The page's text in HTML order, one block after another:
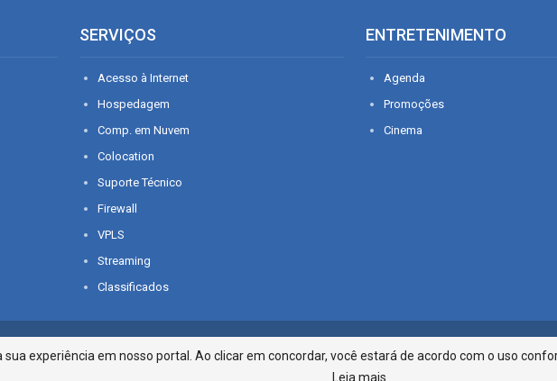
SERVIÇOS
Acesso à Internet
Hospedagem
Comp. em Nuvem
Colocation
Suporte Técnico
Firewall
VPLS
Streaming
Classificados
ENTRETENIMENTO
Agenda
Promoções
Cinema
os direitos reservados. Infonet - Rua Monsenhor Silveira
sua experiência em nosso portal. Ao clicar em concordar, você estará de acordo com o uso
Leia mais